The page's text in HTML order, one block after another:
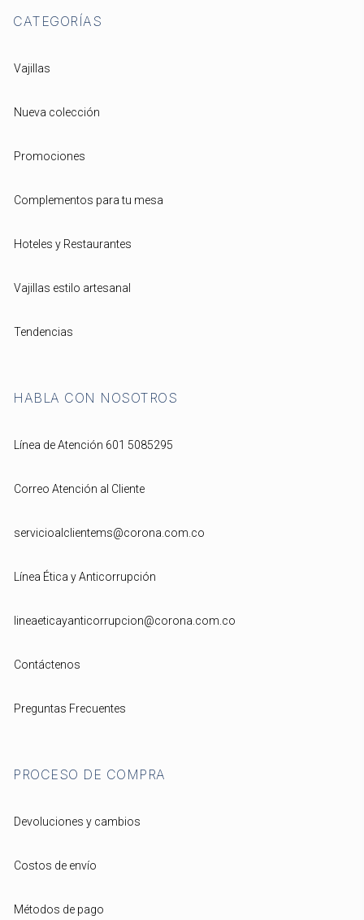
CATEGORÍAS
Vajillas
Nueva colección
Promociones
Complementos para tu mesa
Hoteles y Restaurantes
Vajillas estilo artesanal
Tendencias
HABLA CON NOSOTROS
Línea de Atención 601 5085295
Correo Atención al Cliente
servicioalclientems@corona.com.co
Línea Ética y Anticorrupción
lineaeticayanticorrupcion@corona.com.co
Contáctenos
Preguntas Frecuentes
PROCESO DE COMPRA
Devoluciones y cambios
Costos de envío
Métodos de pago